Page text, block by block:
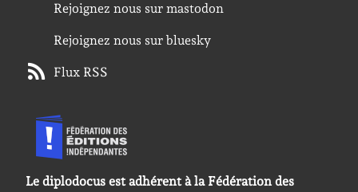
Rejoignez nous sur mastodon
Rejoignez nous sur bluesky
Flux RSS
Le diplodocus est adhérent à la Fédération des